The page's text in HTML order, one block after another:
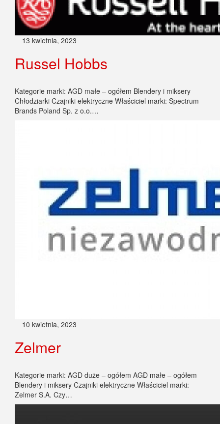
13 kwietnia, 2023
Russel Hobbs
Kategorie marki: AGD małe – ogółem Blendery i miksery
Chłodziarki Czajniki elektryczne Właściciel marki: Spectrum
Brands Poland Sp. z o.o.…
10 kwietnia, 2023
Zelmer
Kategorie marki: AGD duże – ogółem AGD małe – ogółem
Blendery i miksery Czajniki elektryczne Właściciel marki:
Zelmer S.A. Czy…